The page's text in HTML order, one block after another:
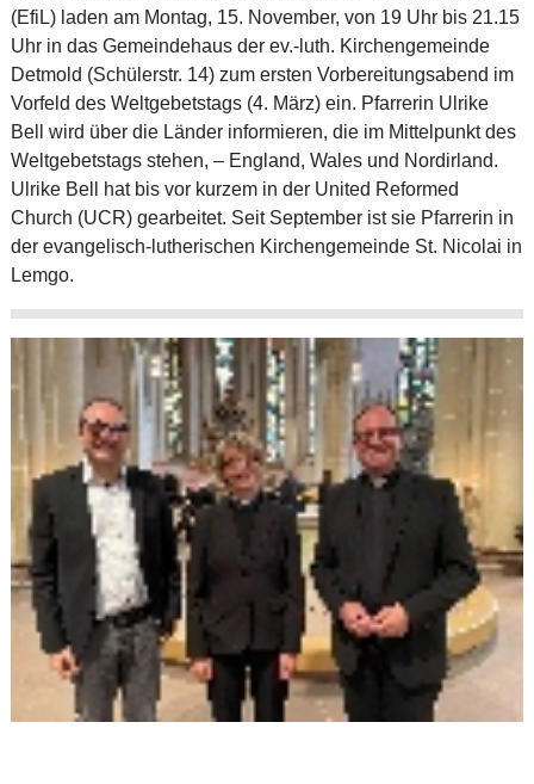
(EfiL) laden am Montag, 15. November, von 19 Uhr bis 21.15
Uhr in das Gemeindehaus der ev.-luth. Kirchengemeinde
Detmold (Schülerstr. 14) zum ersten Vorbereitungsabend im
Vorfeld des Weltgebetstags (4. März) ein. Pfarrerin Ulrike
Bell wird über die Länder informieren, die im Mittelpunkt des
Weltgebetstags stehen, – England, Wales und Nordirland.
Ulrike Bell hat bis vor kurzem in der United Reformed
Church (UCR) gearbeitet. Seit September ist sie Pfarrerin in
der evangelisch-lutherischen Kirchengemeinde St. Nicolai in
Lemgo.